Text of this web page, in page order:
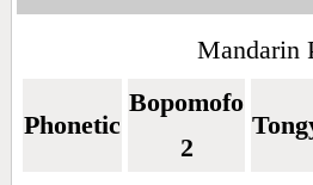
Mandarin
Phonetic
Bopomofo
2